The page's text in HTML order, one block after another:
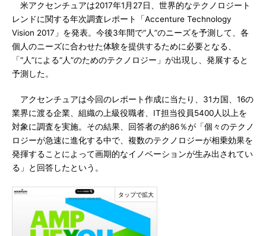
米アクセンチュアは2017年1月27日、世界的なテクノロジート
レンドに関する年次調査レポート「Accenture Technology
Vision 2017」を発表。今後3年間で“人”のニーズを予測して、各
個人のニーズに合わせた体験を提供するために必要となる、
「“人”による“人”のためのテクノロジー」が出現し、発展すると
予測した。
アクセンチュアは今回のレポート作成に当たり、31カ国、16の
業界に渡る企業、組織の上級役職者、IT担当役員5400人以上を
対象に調査を実施。その結果、回答者の約86％が「個々のテクノ
ロジーが急速に進化する中で、複数のテクノロジーが相乗効果を
発揮することによって画期的なイノベーションが生み出されてい
る」と回答したという。